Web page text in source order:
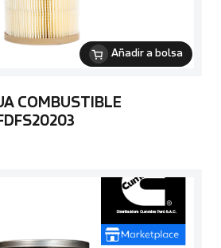
Añadir a bolsa
COMBUSTIBLE